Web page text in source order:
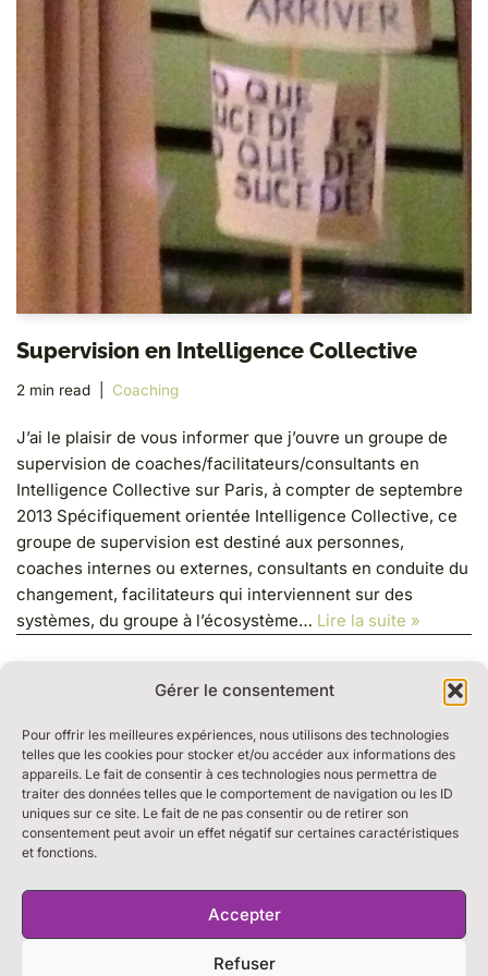
Gérer le consentement
Pour offrir les meilleures expériences, nous utilisons des technologies
telles que les cookies pour stocker et/ou accéder aux informations des
appareils. Le fait de consentir à ces technologies nous permettra de
traiter des données telles que le comportement de navigation ou les ID
uniques sur ce site. Le fait de ne pas consentir ou de retirer son
consentement peut avoir un effet négatif sur certaines caractéristiques
et fonctions.
Accepter
Refuser
Supervision en Intelligence Collective
2 min read Coaching
J’ai le plaisir de vous informer que j’ouvre un groupe de
supervision de coaches/facilitateurs/consultants en
Intelligence Collective sur Paris, à compter de septembre
2013 Spécifiquement orientée Intelligence Collective, ce
groupe de supervision est destiné aux personnes,
coaches internes ou externes, consultants en conduite du
changement, facilitateurs qui interviennent sur des
systèmes, du groupe à l’écosystème… Lire la suite »
RESSOURCES
BULLE DE DIALOGUE
S’ABONNER À LA NEWSLETTER